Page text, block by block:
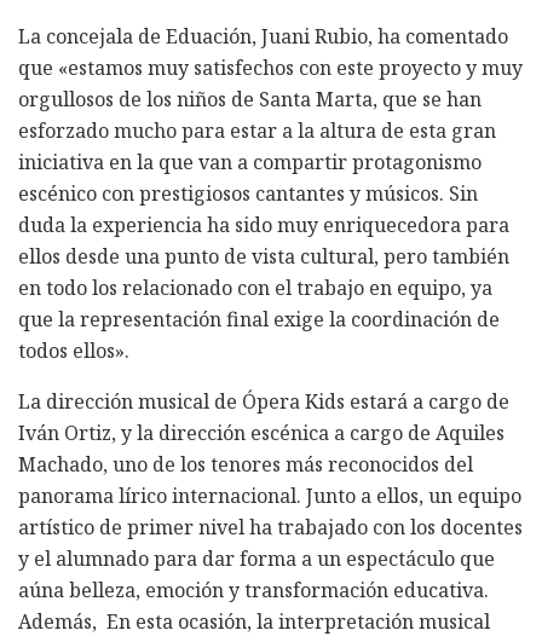
La concejala de Eduación, Juani Rubio, ha comentado
que «estamos muy satisfechos con este proyecto y muy
orgullosos de los niños de Santa Marta, que se han
esforzado mucho para estar a la altura de esta gran
iniciativa en la que van a compartir protagonismo
escénico con prestigiosos cantantes y músicos. Sin
duda la experiencia ha sido muy enriquecedora para
ellos desde una punto de vista cultural, pero también
en todo los relacionado con el trabajo en equipo, ya
que la representación final exige la coordinación de
todos ellos».
La dirección musical de Ópera Kids estará a cargo de
Iván Ortiz, y la dirección escénica a cargo de Aquiles
Machado, uno de los tenores más reconocidos del
panorama lírico internacional. Junto a ellos, un equipo
artístico de primer nivel ha trabajado con los docentes
y el alumnado para dar forma a un espectáculo que
aúna belleza, emoción y transformación educativa.
Además, En esta ocasión, la interpretación musical